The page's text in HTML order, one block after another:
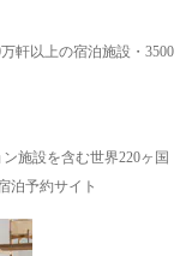
軒以上の宿泊施設・3500
施設を含む世界220ヶ国
泊予約サイト